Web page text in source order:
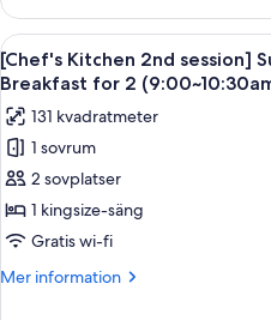
Tower
Inspire
Suite
Öppna
alla
foton
för
[Chef's
Kitchen
2nd
session]
Sun
5
[Chef's Kitchen 2nd session]
Breakfast for 2
131 kvadratmeter
1 sovrum
2 sovplatser
1 kingsize-säng
Gratis wi-fi
Mer information
Mer